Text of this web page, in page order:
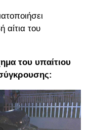
αίτια του
του υπαίτιου